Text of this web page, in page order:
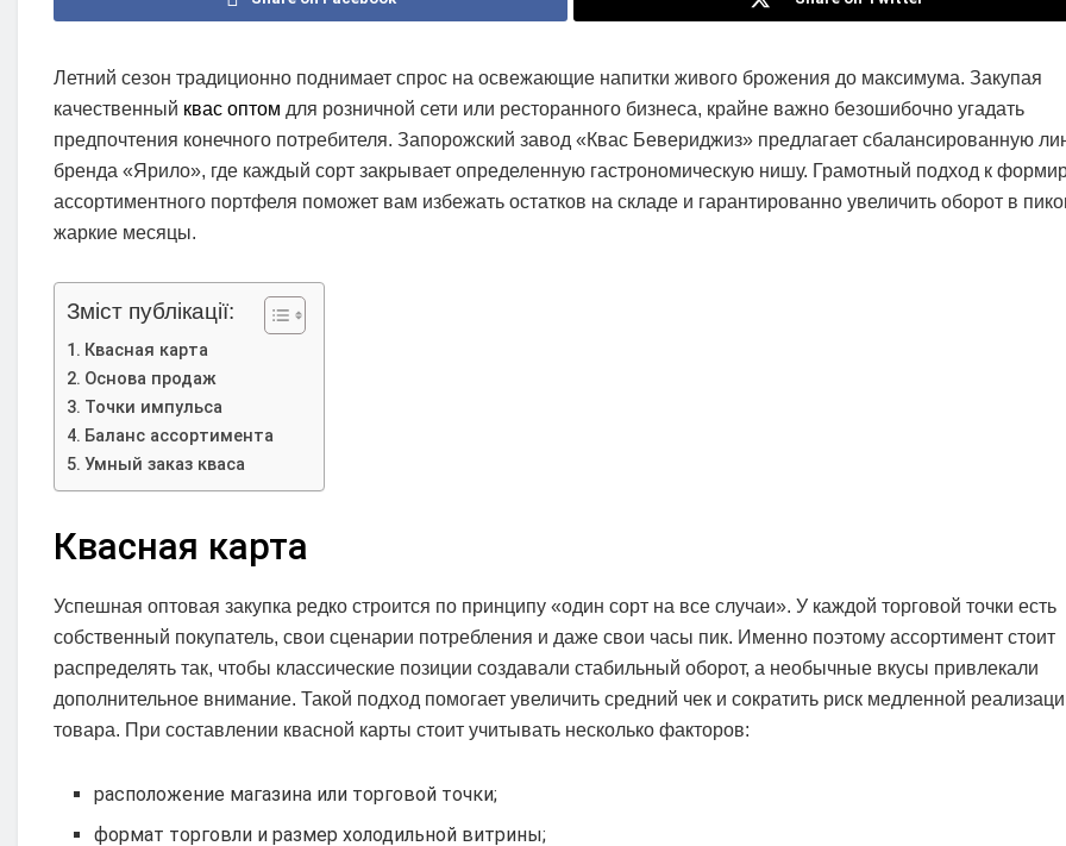
Летний сезон традиционно поднимает спрос на освежающие напитки живого брожения до максимума. Закупая
качественный квас оптом для розничной сети или ресторанного бизнеса, крайне важно безошибочно угадать
предпочтения конечного потребителя. Запорожский завод «Квас Бевериджиз» предлагает сбалансированную
бренда «Ярило», где каждый сорт закрывает определенную гастрономическую нишу. Грамотный подход к
ассортиментного портфеля поможет вам избежать остатков на складе и гарантированно увеличить оборот в
жаркие месяцы.
Зміст публікації:
Квасная карта
Основа продаж
Точки импульса
Баланс ассортимента
Умный заказ кваса
Квасная карта
Успешная оптовая закупка редко строится по принципу «один сорт на все случаи». У каждой торговой точки есть
собственный покупатель, свои сценарии потребления и даже свои часы пик. Именно поэтому ассортимент стоит
распределять так, чтобы классические позиции создавали стабильный оборот, а необычные вкусы привлекали
дополнительное внимание. Такой подход помогает увеличить средний чек и сократить риск медленной
товара. При составлении квасной карты стоит учитывать несколько факторов:
расположение магазина или торговой точки;
формат торговли и размер холодильной витрины;